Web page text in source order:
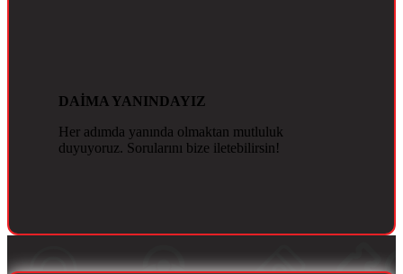
DAİMA YANINDAYIZ
Her adımda yanında olmaktan mutluluk
duyuyoruz. Sorularını bize iletebilirsin!